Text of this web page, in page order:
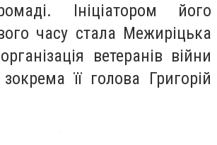
Ініціатором його
часу стала Межиріцька
ветеранів війни
її голова Григорій